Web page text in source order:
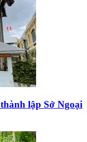
lập Sở Ngoại